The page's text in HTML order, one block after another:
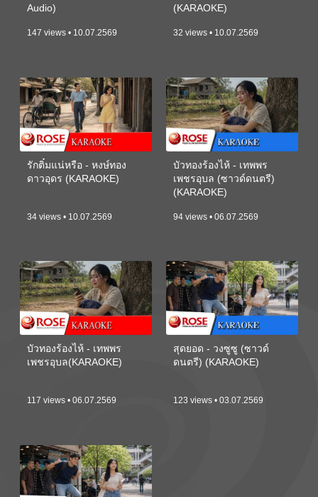
Audio)
147 views • 10.07.2569
(KARAOKE)
32 views • 10.07.2569
รักติ๋มแน่หรือ - หงษ์ทอง
ดาวอุดร (KARAOKE)
34 views • 10.07.2569
บัวทองร้องไห้ - เทพพร
เพชรอุบล (ซาวด์ดนตรี)
(KARAOKE)
94 views • 06.07.2569
บัวทองร้องไห้ - เทพพร
เพชรอุบล(KARAOKE)
117 views • 06.07.2569
สุดยอด - วงซูซู (ซาวด์
ดนตรี) (KARAOKE)
123 views • 03.07.2569